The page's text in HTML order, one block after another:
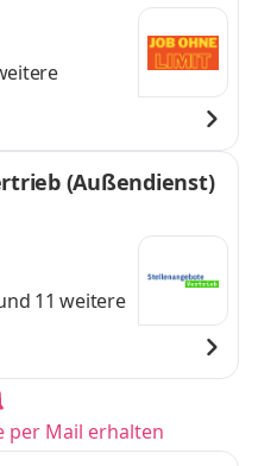
(Außendienst)
11 weitere
per Mail erhalten